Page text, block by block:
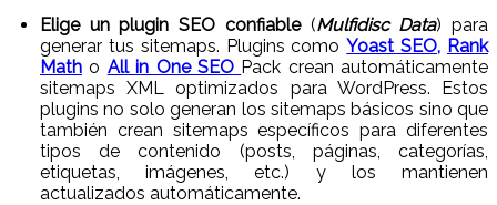
Elige un plugin SEO confiable(Mulfidisc Data) para
generar tus sitemaps. Plugins comoYoast SEO, Rank
Math o All in One SEO Pack crean automáticamente
sitemaps XML optimizados para WordPress. Estos
plugins no solo generan los sitemaps básicos sino que
también crean sitemaps específicos para diferentes
tipos de contenido (posts, páginas, categorías,
etiquetas, imágenes, etc.) y los mantienen
actualizados automáticamente.